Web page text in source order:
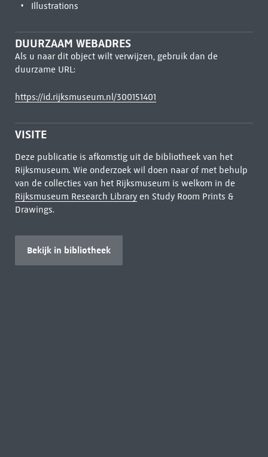
Illustrations
DUURZAAM WEBADRES
Als u naar dit object wilt verwijzen, gebruik dan de
duurzame URL:
https://id.rijksmuseum.nl/300151401
VISITE
Deze publicatie is afkomstig uit de bibliotheek van het
Rijksmuseum. Wie onderzoek wil doen naar of met behulp
van de collecties van het Rijksmuseum is welkom in de
Rijksmuseum Research Libraryen Study Room Prints &
Drawings.
Bekijk in bibliotheek